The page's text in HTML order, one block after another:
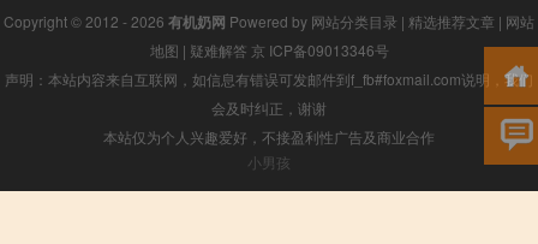
Copyright © 2012 - 2026 有机奶网 Powered by 网站分类目录 | 精选推荐文章 | 网站
地图 | 疑难解答 京 ICP备09013346号
声明：本站内容来自互联网，如信息有错误可发邮件到f_fb#foxmail.com说明，我们
会及时纠正，谢谢
本站仅为个人兴趣爱好，不接盈利性广告及商业合作
小男孩